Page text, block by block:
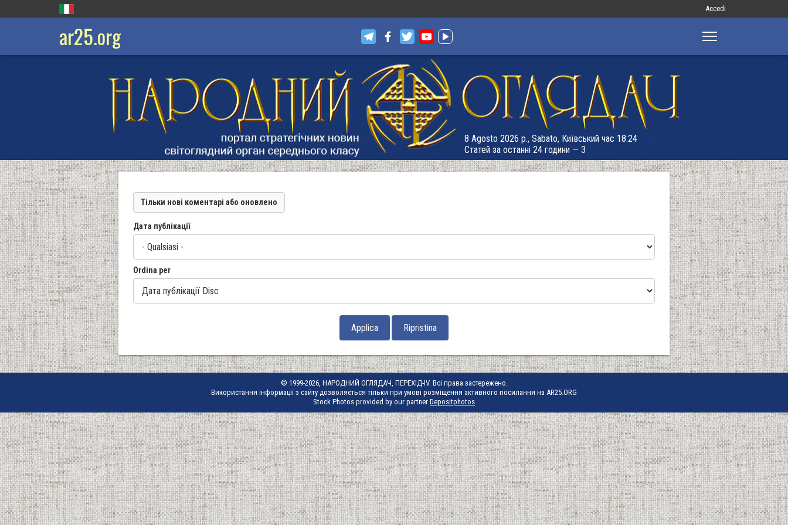
Меню
запису
Accedi
ar25.org
8 Agosto 2026 р., Sabato, Київський час 18:24
Статей за останні 24 години — 3
Тільки нові коментарі або оновлено
Дата публікації
Ordina per
© 1999-2026, НАРОДНИЙ ОГЛЯДАЧ, ПЕРЕХІД-IV. Всі права застережено.
Використання інформації з сайту дозволяється тільки при умові розміщення активного посилання на AR25.ORG
Stock Photos provided by our partner Depositphotos